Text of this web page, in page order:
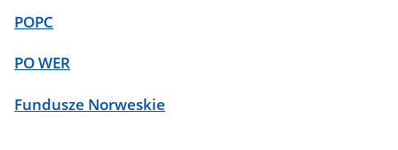
POPC
PO WER
Fundusze Norweskie